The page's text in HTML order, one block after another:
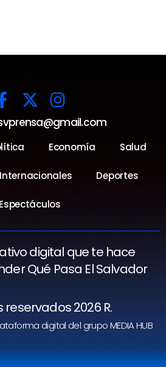
Economía Salud
Internacionales Deportes
Espectáculos
digital que te hace
Qué Pasa El Salvador
reservados 2026 R.
digital del grupo MEDIA HUB